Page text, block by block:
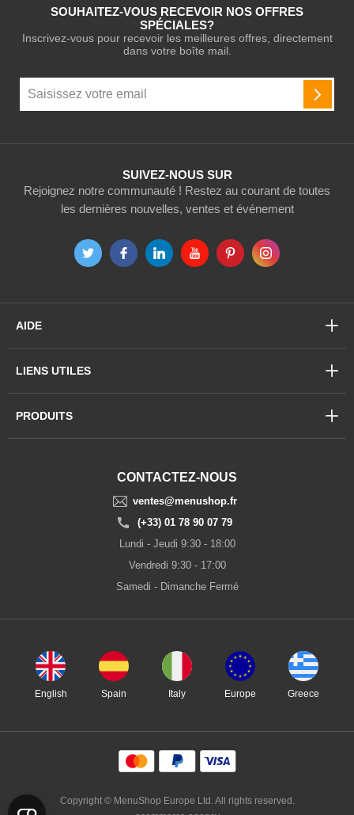
SUIVEZ-NOUS SUR
Rejoignez notre communauté ! Restez au courant de toutes
les dernières nouvelles, ventes et événement
SOUHAITEZ-VOUS RECEVOIR NOS OFFRES
SPÉCIALES?
Inscrivez-vous pour recevoir les meilleures offres, directement
dans votre boîte mail.
notre
CONTACTEZ-NOUS
ventes@menushop.fr
(+33) 01 78 90 07 79
Lundi - Jeudi 9:30 - 18:00
Vendredi 9:30 - 17:00
Samedi - Dimanche Fermé
AIDE
LIENS UTILES
PRODUITS
English Spain Italy Europe Greece
Copyright © MenuShop Europe Ltd. All rights reserved.